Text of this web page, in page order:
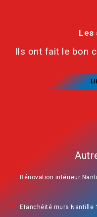
Les
Ils ont fait le bon
Rénovation intérieur
Etanchéité murs Nantille